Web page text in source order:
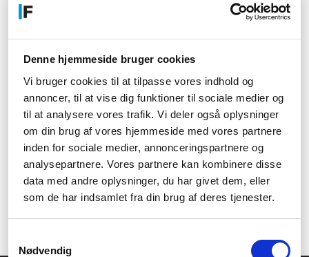
Denne hjemmeside bruger cookies
Vi bruger cookies til at tilpasse vores indhold og
annoncer, til at vise dig funktioner til sociale medier og
til at analysere vores trafik. Vi deler også oplysninger
om din brug af vores hjemmeside med vores partnere
inden for sociale medier, annonceringspartnere og
analysepartnere. Vores partnere kan kombinere disse
data med andre oplysninger, du har givet dem, eller
som de har indsamlet fra din brug af deres tjenester.
Nødvendig
interesseret i Lenovo ThinkPad Z? Så bør du overveje at blive
erhvervskunde hos Føniks
. Vi skal nok hjælpe dig, med dit